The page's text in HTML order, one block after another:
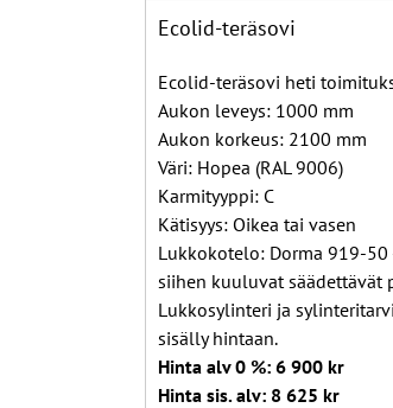
Ecolid-teräsovi
Ecolid-teräsovi heti
Aukon leveys: 1000 mm
Aukon korkeus: 2100 mm
Väri: Hopea (RAL 9006)
Karmityyppi: C
Kätisyys: Oikea tai vasen
Lukkokotelo: Dorma 919-
siihen kuuluvat säädettävät
Lukkosylinteri ja
sisälly hintaan.
Hinta alv 0 %: 6 900 kr
Hinta sis. alv: 8 625 kr